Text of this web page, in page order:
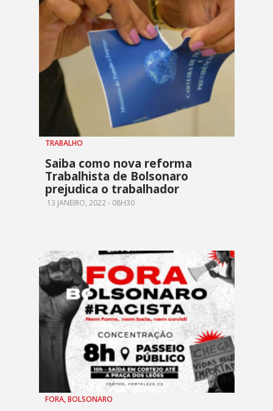
TRABALHO
Saiba como nova reforma
Trabalhista de Bolsonaro
prejudica o trabalhador
13 JANEIRO, 2022 - 08H30
FORA, BOLSONARO